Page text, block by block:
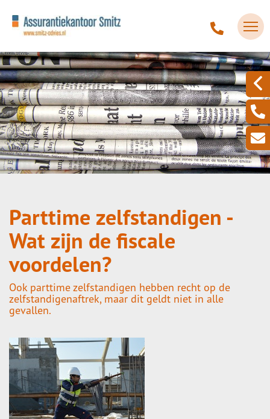
Parttime zelfstandigen -
Wat zijn de fiscale
voordelen?
Ook parttime zelfstandigen hebben recht op de
zelfstandigenaftrek, maar dit geldt niet in alle
gevallen.